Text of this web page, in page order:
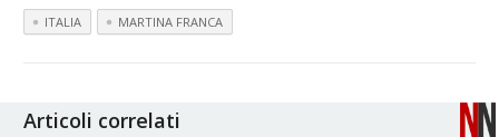
ITALIA MARTINA FRANCA
Articoli correlati